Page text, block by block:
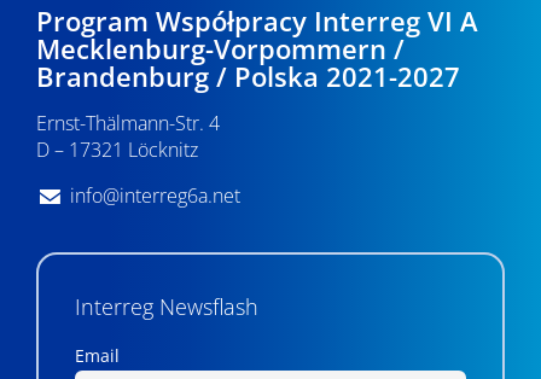
Program Współpracy Interreg VI A
Mecklenburg-Vorpommern /
Brandenburg / Polska 2021-2027
Ernst-Thälmann-Str. 4
D – 17321 Löcknitz
info@interreg6a.net
Interreg Newsflash
Email